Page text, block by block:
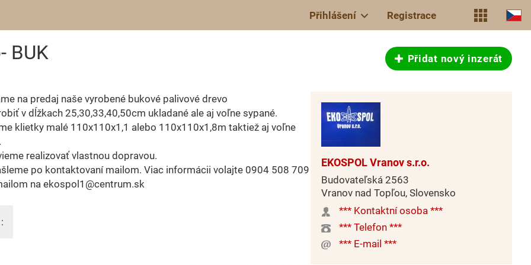
Přihlášení Registrace
BUK Přidat nový inzerát
na predaj naše vyrobené bukové palivové drevo
v dĺžkach 25,30,33,40,50cm ukladané ale aj voľne sypané.
klietky malé 110x110x1,1 alebo 110x110x1,8m taktiež aj voľne
realizovať vlastnou dopravou.
po kontaktovaní mailom. Viac informácii volajte 0904 508 709
na ekospol1@centrum.sk
EKOSPOL Vranov s.r.o.
Budovateľská 2563
Vranov nad Topľou, Slovensko
*** Kontaktní osoba ***
*** Telefon ***
*** E-mail ***